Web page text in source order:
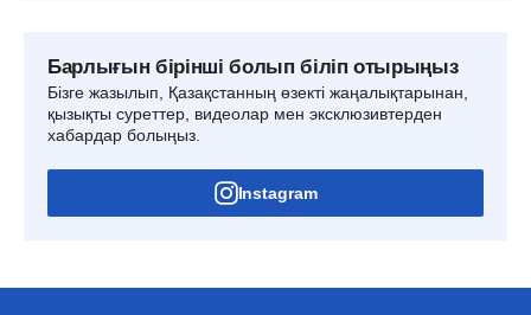
Барлығын бірінші болып біліп отырыңыз
Бізге жазылып, Қазақстанның өзекті жаңалықтарынан,
қызықты суреттер, видеолар мен эксклюзивтерден
хабардар болыңыз.
Instagram